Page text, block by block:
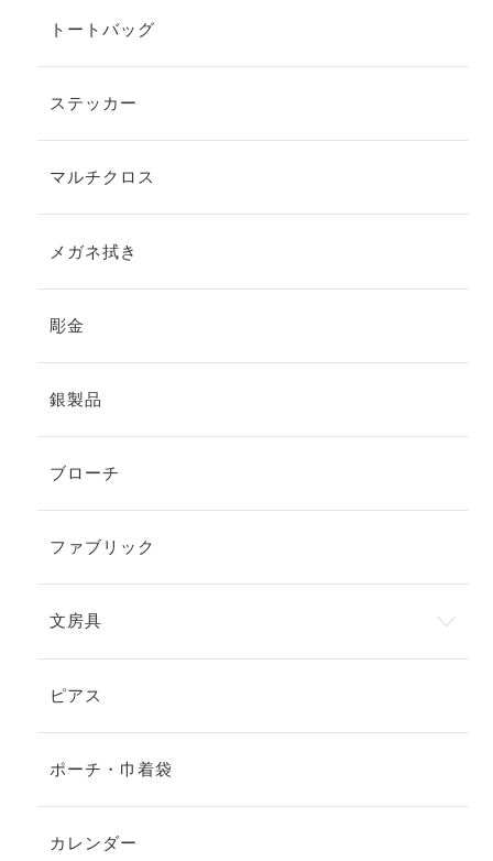
トートバッグ
ステッカー
マルチクロス
メガネ拭き
彫金
銀製品
ブローチ
ファブリック
文房具
ピアス
ポーチ・巾着袋
カレンダー